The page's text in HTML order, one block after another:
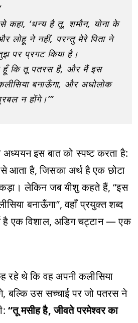
कहा, ‘धन्य है तू, शमौन, योना के
लोहू ने नहीं, परन्तु मेरे पिता ने
पर प्रगट किया है।
कि तू पतरस है, और मैं इस
बनाऊँगा, और अधोलोक
न होंगे।’”
अध्ययन इस बात को स्पष्ट करता है:
से आता है, जिसका अर्थ है एक छोटा
लेकिन जब यीशु कहते हैं, “इस
बनाऊँगा”, वहाँ प्रयुक्त शब्द
है एक विशाल, अडिग चट्टान — एक
रहे थे कि वह अपनी कलीसिया
बल्कि उस सच्चाई पर जो पतरस ने
“तू मसीह है, जीवते परमेश्वर का